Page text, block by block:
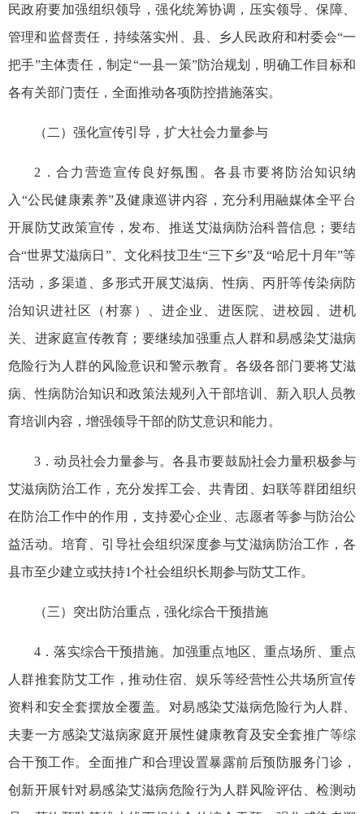
民政府要加强组织领导，强化统筹协调，压实领导、保障、
管理和监督责任，持续落实州、县、乡人民政府和村委会“一
把手”主体责任，制定“一县一策”防治规划，明确工作目标和
各有关部门责任，全面推动各项防控措施落实。
（二）强化宣传引导，扩大社会力量参与
2．合力营造宣传良好氛围。各县市要将防治知识纳
入“公民健康素养”及健康巡讲内容，充分利用融媒体全平台
开展防艾政策宣传，发布、推送艾滋病防治科普信息；要结
合“世界艾滋病日”、文化科技卫生“三下乡”及“哈尼十月年”等
活动，多渠道、多形式开展艾滋病、性病、丙肝等传染病防
治知识进社区（村寨）、进企业、进医院、进校园、进机
关、进家庭宣传教育；要继续加强重点人群和易感染艾滋病
危险行为人群的风险意识和警示教育。各级各部门要将艾滋
病、性病防治知识和政策法规列入干部培训、新入职人员教
育培训内容，增强领导干部的防艾意识和能力。
3．动员社会力量参与。各县市要鼓励社会力量积极参与
艾滋病防治工作，充分发挥工会、共青团、妇联等群团组织
在防治工作中的作用，支持爱心企业、志愿者等参与防治公
益活动。培育、引导社会组织深度参与艾滋病防治工作，各
县市至少建立或扶持1个社会组织长期参与防艾工作。
（三）突出防治重点，强化综合干预措施
4．落实综合干预措施。加强重点地区、重点场所、重点
人群推套防艾工作，推动住宿、娱乐等经营性公共场所宣传
资料和安全套摆放全覆盖。对易感染艾滋病危险行为人群、
夫妻一方感染艾滋病家庭开展性健康教育及安全套推广等综
合干预工作。全面推广和合理设置暴露前后预防服务门诊，
创新开展针对易感染艾滋病危险行为人群风险评估、检测动